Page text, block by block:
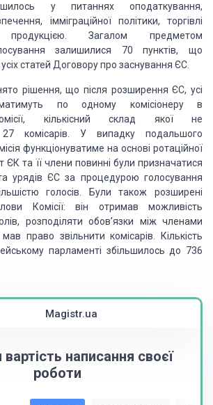
у питаннях оподаткування,
імміграційної політики, торгівлі
продукцією. Загалом предметом
залишилися 70 пунктів, що
статей Договору про заснування ЄС.
рішення, що після розширення ЄС, усі
по одному комісіонеру в
кількісний склад якої не
комісарів. У випадку подальшого
функціонуватиме на основі ротаційної
ЄК та її члени повинні були призначатися
урядів ЄС за процедурою голосування
голосів. Були також розширені
Комісії: він отримав можливість
розподіляти обов’язки між членами
право звільнити комісарів.
Кількість
парламенті збільшилось до 736
Magistr.ua
вартість написання своєї
роботи